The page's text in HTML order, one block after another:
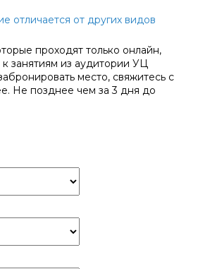
отличается от других видов
проходят только онлайн,
занятиям из аудитории УЦ
место, свяжитесь с
Не позднее чем за 3 дня до